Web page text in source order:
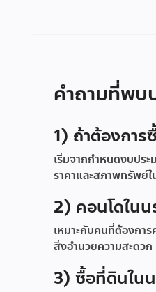
คำถามที่พบ
1) ถ้าต้องการ
เริ่มจากกำหนดงบปร
ราคาและสภาพทรัพย์
2) คอนโดในน
เหมาะกับคนที่ต้องกา
สิ่งอำนวยความสะดว
3) ซื้อที่ดินในน